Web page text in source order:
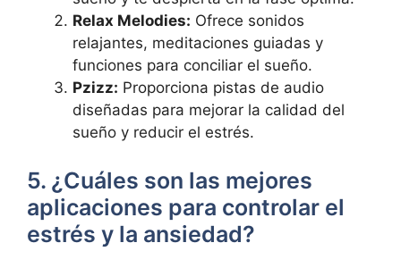
Relax Melodies: Ofrece sonidos
relajantes, meditaciones guiadas y
funciones para conciliar el sueño.
Pzizz: Proporciona pistas de audio
diseñadas para mejorar la calidad del
sueño y reducir el estrés.
5. ¿Cuáles son las mejores
aplicaciones para controlar el
estrés y la ansiedad?